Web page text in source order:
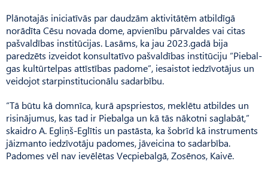
Plānotajās iniciatīvās par daudzām aktivitātēm atbildīgā
norādīta Cēsu novada dome, apvienību pārvaldes vai citas
pašvaldības institūcijas. Lasāms, ka jau 2023.gadā bija
paredzēts izveidot konsultatīvo pašvaldības institūciju “Piebal­
gas kultūrtelpas attīstības padome”, iesaistot iedzīvotājus un
veidojot starpinstitucionālu sadarbību.
“Tā būtu kā domnīca, kurā apspriestos, meklētu atbildes un
risinājumus, kas tad ir Piebalga un kā tās nākotni saglabāt,”
skaidro A. Egliņš-Eglītis un pastāsta, ka šobrīd kā instruments
jāizmanto iedzīvotāju padomes, jāveicina to sadarbība.
Padomes vēl nav ievēlētas Vecpiebalgā, Zosēnos, Kaivē.